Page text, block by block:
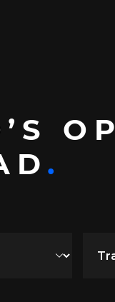
OP
.